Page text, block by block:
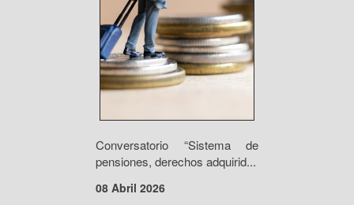
Conversatorio “Sistema de
pensiones, derechos adquirid...
08 Abril 2026